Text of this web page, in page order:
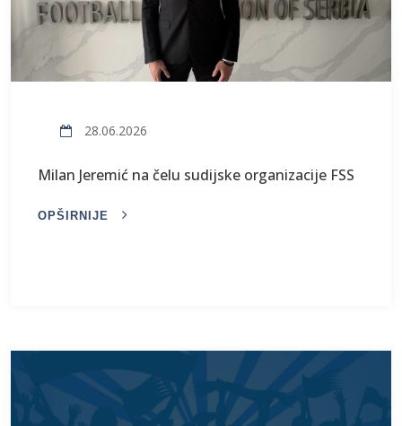
28.06.2026
Milan Jeremić na čelu sudijske organizacije FSS
OPŠIRNIJE